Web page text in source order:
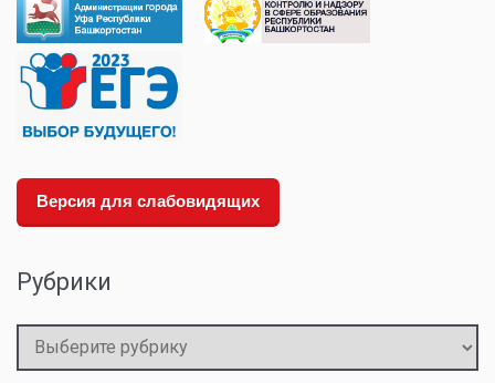
Версия для слабовидящих
Рубрики
Рубрики